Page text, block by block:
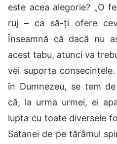
este acea alegorie? „O
ruj – ca să-ți ofere
Înseamnă că dacă nu
acest tabu, atunci va
vei suporta
în Dumnezeu, se tem
că, la urma urmei, ei
lupta cu toate diversele
Satanei de pe tărâmul